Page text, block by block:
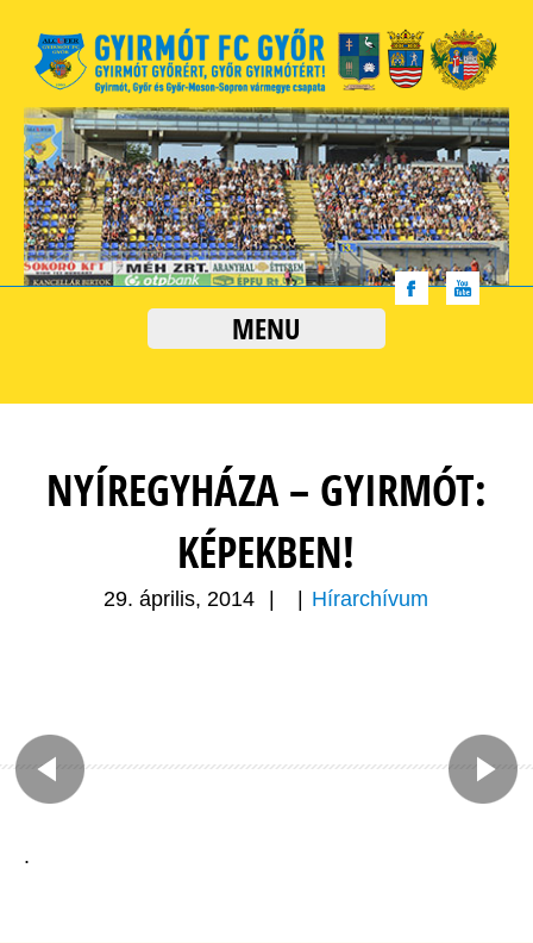
MENU
NYÍREGYHÁZA – GYIRMÓT:
KÉPEKBEN!
29. április, 2014 Hírarchívum
.